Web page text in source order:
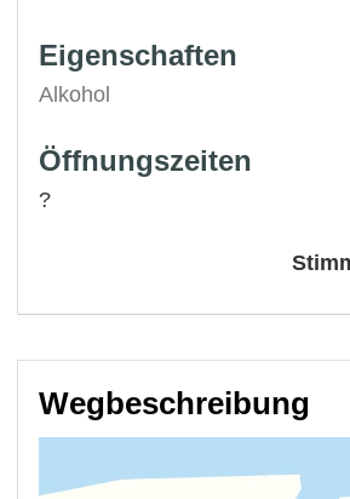
Eigenschaften
Alkohol
Öffnungszeiten
?
Wegbeschreibung